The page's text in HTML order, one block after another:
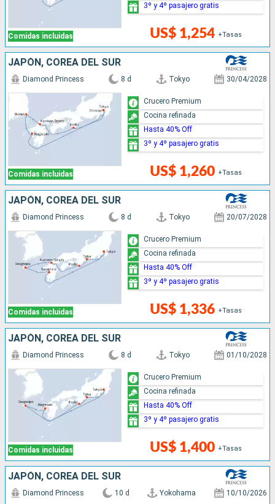
Comidas incluidas US$ 1,254 +Tasas
3º y 4º pasajero gratis
JAPÓN, COREA DEL SUR
Comidas incluidas
Diamond Princess 8 d Tokyo 30/04/2028
US$ 1,260 +Tasas
Crucero Premium
Cocina refinada
Hasta 40% Off
3º y 4º pasajero gratis
JAPÓN, COREA DEL SUR
Comidas incluidas
Diamond Princess 8 d Tokyo 20/07/2028
US$ 1,336 +Tasas
Crucero Premium
Cocina refinada
Hasta 40% Off
3º y 4º pasajero gratis
JAPÓN, COREA DEL SUR
Comidas incluidas
Diamond Princess 8 d Tokyo 01/10/2028
US$ 1,400 +Tasas
Crucero Premium
Cocina refinada
Hasta 40% Off
3º y 4º pasajero gratis
JAPÓN, COREA DEL SUR
Diamond Princess 10 d Yokohama 10/10/2026